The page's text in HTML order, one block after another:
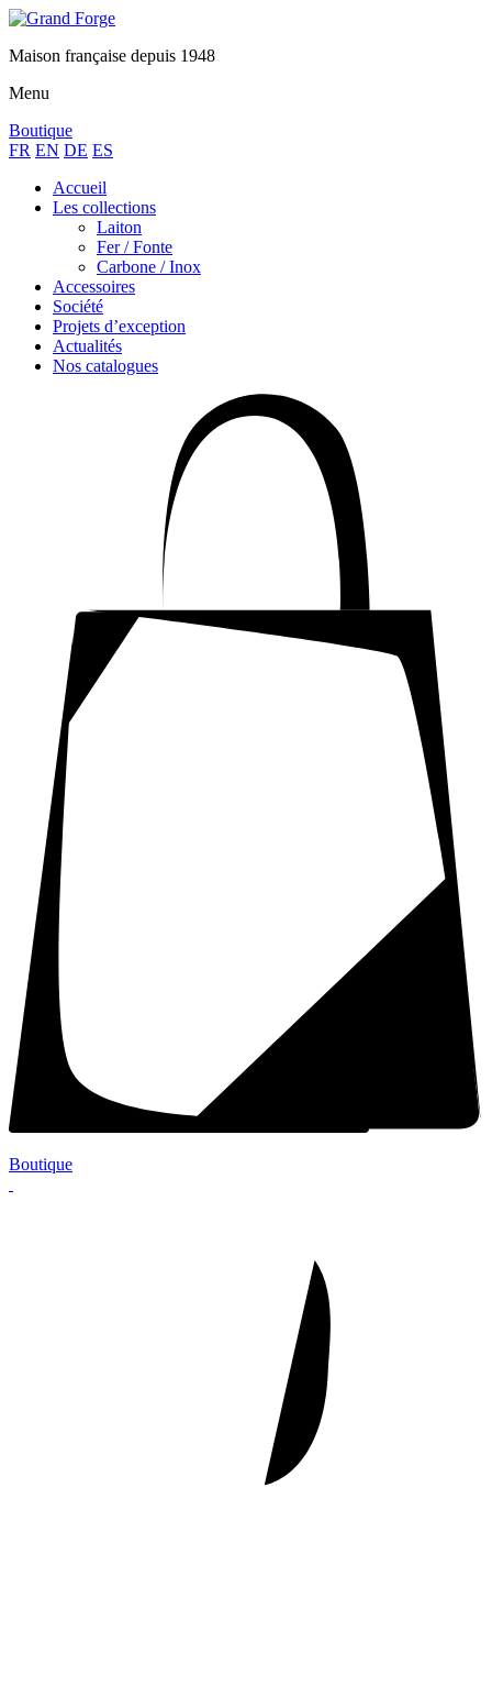
Maison française depuis 1948
Menu
Boutique
FR EN DE ES
Accueil
Les collections
Laiton
Fer / Fonte
Carbone / Inox
Accessoires
Société
Projets d’exception
Actualités
Nos catalogues
Boutique